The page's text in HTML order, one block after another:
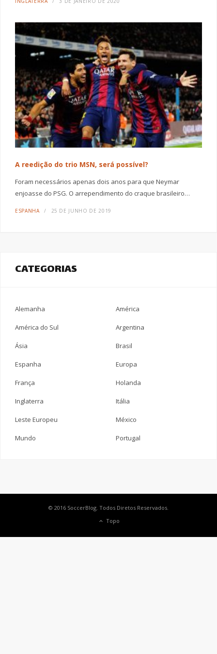
A reedição do trio MSN, será possível?
Foram necessários apenas dois anos para que Neymar
enjoasse do PSG. O arrependimento do craque brasileiro…
ESPANHA 25 DE JUNHO DE 2019
CATEGORIAS
Alemanha América
América do Sul Argentina
Ásia Brasil
Espanha Europa
França Holanda
Inglaterra Itália
Leste Europeu México
Mundo Portugal
© 2016 SoccerBlog. Todos Diretos Reservados.
Topo